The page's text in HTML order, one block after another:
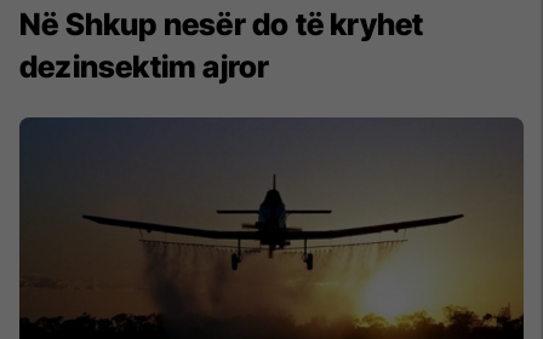
Në Shkup nesër do të kryhet
dezinsektim ajror